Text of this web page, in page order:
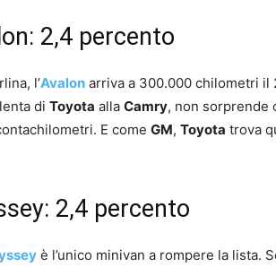
2,4 percento
l’Avalon arriva a 300.000 chilometri il
di Toyota alla Camry, non sorprende
E come GM, Toyota trova
2,4 percento
è l’unico minivan a rompere la lista.